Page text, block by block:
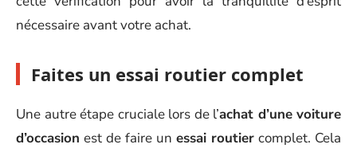
nécessaire avant votre achat.
Faites un essai routier complet
Une autre étape cruciale lors de l’achat d’une voiture
d’occasion est de faire un essai routier complet. Cela